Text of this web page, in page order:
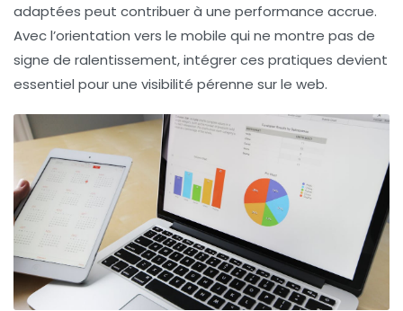
adaptées peut contribuer à une performance accrue.
Avec l’orientation vers le mobile qui ne montre pas de
signe de ralentissement, intégrer ces pratiques devient
essentiel pour une visibilité pérenne sur le web.